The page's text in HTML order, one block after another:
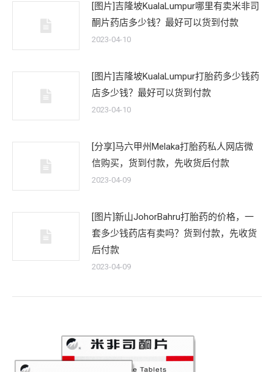
[图片]吉隆坡KualaLumpur哪里有卖米非司
酮片药店多少钱？最好可以货到付款
2023-04-10
[图片]吉隆坡KualaLumpur打胎药多少钱药
店多少钱？最好可以货到付款
2023-04-10
[分享]马六甲州Melaka打胎药私人网店微
信购买，货到付款，先收货后付款
2023-04-09
[图片]新山JohorBahru打胎药的价格，一
套多少钱药店有卖吗？货到付款，先收货
后付款
2023-04-09